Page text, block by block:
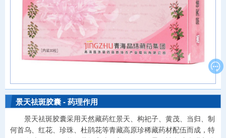

景天祛斑胶囊 - 药理作用
景天祛斑胶囊采用天然藏药红景天、构祀子、黄茂、当归、制
何首乌、红花、珍珠、杜鹃花等青藏高原珍稀藏药材配伍而成，特